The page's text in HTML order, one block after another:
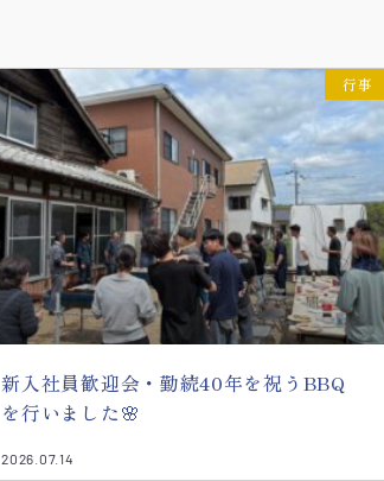
行事
新入社員歓迎会・勤続40年を祝うBBQ
を行いました🌸
2026.07.14